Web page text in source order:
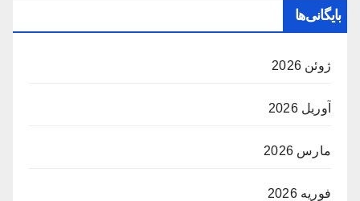
بایگانی‌ها
ژوئن 2026
آوریل 2026
مارس 2026
فوریه 2026